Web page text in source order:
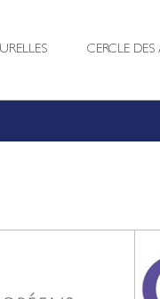
CERCLE DES